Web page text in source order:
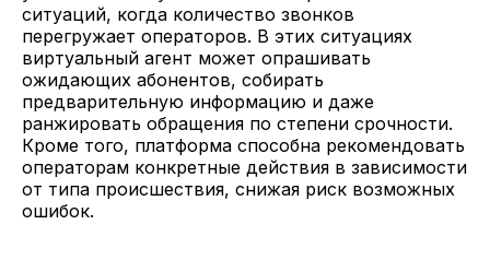
ситуаций, когда количество звонков
перегружает операторов. В этих ситуациях
виртуальный агент может опрашивать
ожидающих абонентов, собирать
предварительную информацию и даже
ранжировать обращения по степени срочности.
Кроме того, платформа способна рекомендовать
операторам конкретные действия в зависимости
от типа происшествия, снижая риск возможных
ошибок.